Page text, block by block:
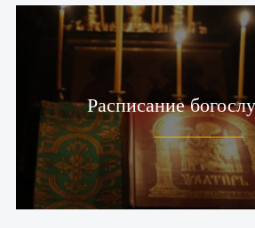
Расписание